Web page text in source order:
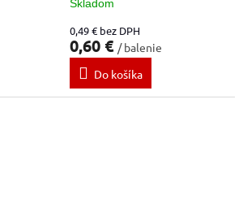
Skladom
0,49 € bez DPH
0,60 € / balenie
Do košíka